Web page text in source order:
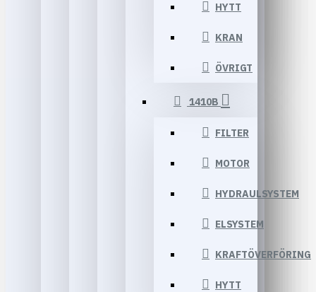
HYTT
KRAN
ÖVRIGT
1410B
FILTER
MOTOR
HYDRAULSYSTEM
ELSYSTEM
KRAFTÖVERFÖRING
HYTT